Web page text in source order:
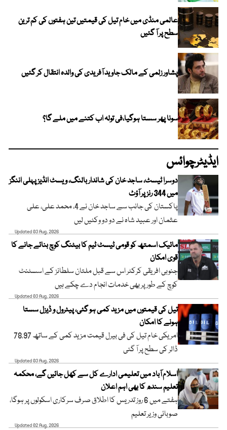
عالمی منڈی میں خام تیل کی قیمتیں تین ہفتوں کی کم ترین
سطح پر آ گئیں
پشاور زلمی کے مالک جاوید آفریدی کی والدہ انتقال کر گئیں
سونا پھر سستا ہوگیا،فی تولہ اب کتنے میں ملے گا؟
ایڈیٹرچوائس
دوسرا ٹیسٹ، ساجد خان کی شاندار بالنگ، ویسٹ انڈیز پہلی اننگز
میں 344 رنز پر آؤٹ
پاکستان کی جانب سے ساجد خان نے 4، محمد علی، علی
عثمان اور عبید شاہ نے دو دو وکٹیں لیں
Updated 03 Aug, 2026
مائیک اسمتھ کو قومی ٹیسٹ ٹیم کا بیٹنگ کوچ بنائے جانے کا
قوی امکان
جنوبی افریقی کرکٹر اس سے قبل ملتان سلطانز کے اسسٹنٹ
کوچ کے طور پر بھی خدمات انجام دے چکے ہیں
Updated 03 Aug, 2026
تیل کی قیمتوں میں مزید کمی ہو گئی، پیٹرول و ڈیزل سستا
ہونے کا امکان
امریکی خام تیل کی فی بیرل قیمت مزید کمی کے ساتھ 78.97
ڈالر کی سطح پر آ گئی
Updated 03 Aug, 2026
اسلام آباد میں تعلیمی ادارے کل سے کھل جائیں گے، محکمہ
تعلیم سندھ کا بھی اہم اعلان
ہفتے میں 6 روز تدریس کا اطلاق صرف سرکاری اسکولوں پر ہوگا،
صوبائی وزیر تعلیم
Updated 02 Aug, 2026